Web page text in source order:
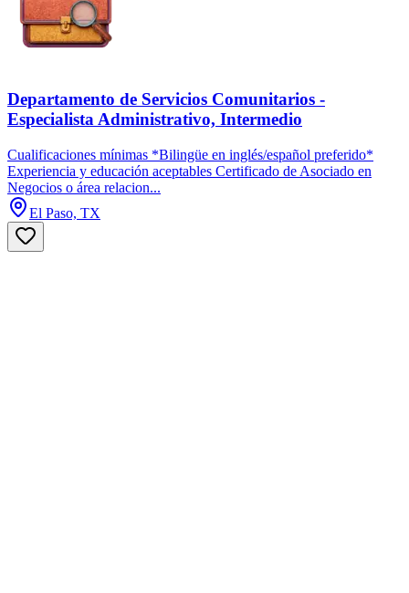
Departamento de Servicios Comunitarios -
Especialista Administrativo, Intermedio
Cualificaciones mínimas *Bilingüe en inglés/español preferido*
Experiencia y educación aceptables Certificado de Asociado en
Negocios o área relacion...
El Paso, TX